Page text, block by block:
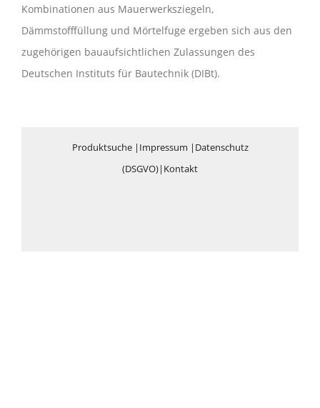
Kombinationen aus Mauerwerksziegeln,
Dämmstofffüllung und Mörtelfuge ergeben sich aus den
zugehörigen bauaufsichtlichen Zulassungen des
Deutschen Instituts für Bautechnik (DIBt).
Produktsuche| Impressum | Datenschutz
(DSGVO)| Kontakt